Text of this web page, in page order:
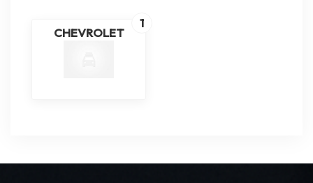
CHEVROLET
1